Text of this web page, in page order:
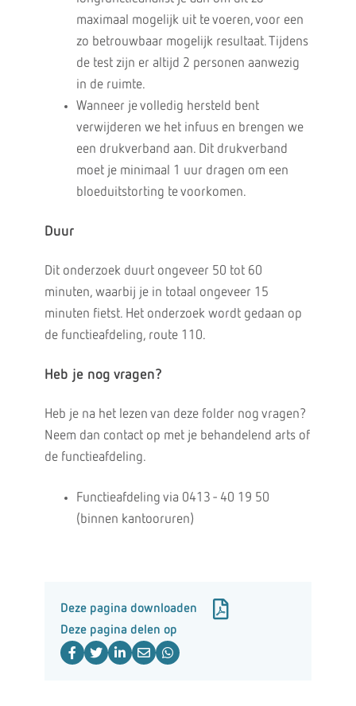
maximaal mogelijk uit te voeren, voor een
zo betrouwbaar mogelijk resultaat. Tijdens
de test zijn er altijd 2 personen aanwezig
in de ruimte.
Wanneer je volledig hersteld bent
verwijderen we het infuus en brengen we
een drukverband aan. Dit drukverband
moet je minimaal 1 uur dragen om een
bloeduitstorting te voorkomen.
Duur
Dit onderzoek duurt ongeveer 50 tot 60
minuten, waarbij je in totaal ongeveer 15
minuten fietst. Het onderzoek wordt gedaan op
de functieafdeling, route 110.
Heb je nog vragen?
Heb je na het lezen van deze folder nog vragen?
Neem dan contact op met je behandelend arts of
de functieafdeling.
Functieafdeling via 0413 - 40 19 50
(binnen kantooruren)
Deze pagina downloaden
Deze pagina delen op